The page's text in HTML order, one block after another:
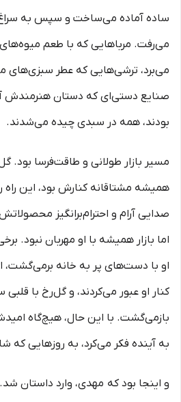
ساده آماده می‌ساخت و سپس به
می‌رفت. مرباهایی که با طعم
می‌برد، ترشی‌هایی که عطر سبزی‌های
صنایع دستی‌ای که دستان هنرمندش
بودند، همه در سبدی چیده می‌شدند.
مسیر بازار طولانی و طاقت‌فرسا بود.
همیشه مشتاقانه کنارش بود، این راه
صدایی آرام و احترام‌برانگیز
اما بازار همیشه با او مهربان نبود.
او با دست‌های پر به خانه برمی‌گشت،
کنار او عبور می‌کردند، و گل‌رخ با
بازمی‌گشت. با این حال، هیچ‌گاه
به آینده فکر می‌کرد، به روزهایی که
و اینجا بود که مهدی، وارد داستان